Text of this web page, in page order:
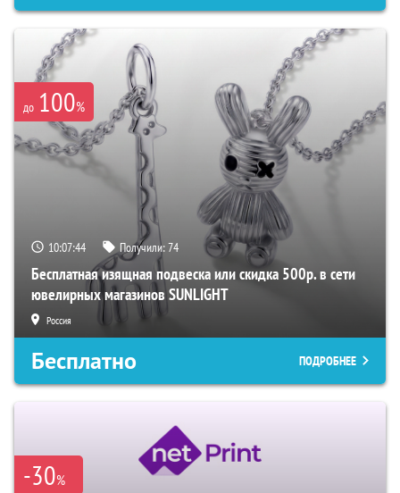
до 100%
10:07:43 Получили:74
Бесплатная изящная подвеска или скидка 500р. в сети
ювелирных магазинов SUNLIGHT
Россия
Бесплатно ПОДРОБНЕЕ
-30%